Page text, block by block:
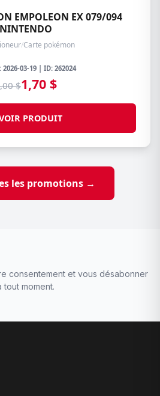
EMPOLEON EX 079/094
NINTENDO
/Carte pokémon
03-19 | ID: 262024
$1,70 $
PRODUIT
les promotions →
consentement et vous désabonner
tout moment.